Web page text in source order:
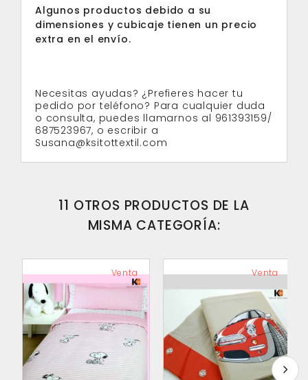
Algunos productos debido a su
dimensiones y cubicaje tienen un precio
extra en el envío.
Necesitas ayudas? ¿Prefieres hacer tu
pedido por teléfono? Para cualquier duda
o consulta, puedes llamarnos al 961393159/
687523967, o escribir a
Susana@ksitottextil.com
11 OTROS PRODUCTOS DE LA
MISMA CATEGORÍA:
Venta Venta